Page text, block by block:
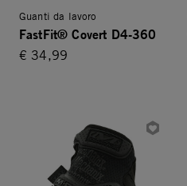
Guanti da lavoro
FastFit® Covert D4-360
€ 34,99